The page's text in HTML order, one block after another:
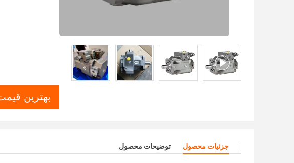
بهترین
جزئیات محصول توضیحات محصول